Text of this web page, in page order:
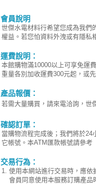
會員說明
世傑水電材料行希望您成為我們
權益。若您怕資料外洩或有隱私
運費說明：
本館購物滿10000以上可享免運
重量各別加收運費300元起，或
產品報價：
若需大量購買，請來電洽詢，世
確認訂單：
當購物流程完成後；我們將於
它帳號。本ATM匯款帳號請參考
交易行為：
1. 使用本網站進行交易時，應
會員同意使用本服務訂購產